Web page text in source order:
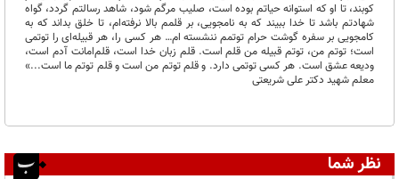
کوبند، تا او که استوانه حیاتم بوده است، صلیب مرگم شود، شاهد رسالتم گردد، گواه
شهادتم باشد تا خدا ببیند که به نامجویی، بر قلمم بالا نرفته‌ام، تا خلق بداند که به
کامجویی بر سفره گوشت حرام توتمم ننشسته ام… هر کسی را، هر قبیله‌ای را توتمی
است؛ توتم من، توتم قبیله من قلم است. قلم زبان خدا است، قلم‌امانت آدم است،
ودیعه عشق است. هر کسی توتمی دارد. و قلم توتم من است و قلم توتم ما است...»
معلم شهید دکتر علی شریعتی
نظر شما